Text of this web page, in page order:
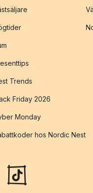
Trends
Friday 2026
Monday
hos Nordic Nest